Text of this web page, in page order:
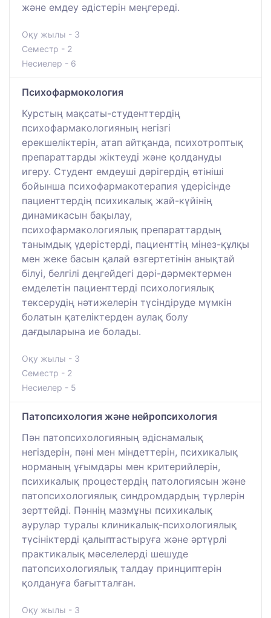
және емдеу әдістерін меңгереді.
Оқу жылы - 3
Семестр - 2
Несиелер - 6
Психофармокология
Курстың мақсаты-студенттердің
психофармакологияның негізгі
ерекшеліктерін, атап айтқанда, психотроптық
препараттарды жіктеуді және қолдануды
игеру. Студент емдеуші дәрігердің өтініші
бойынша психофармакотерапия үдерісінде
пациенттердің психикалық жай-күйінің
динамикасын бақылау,
психофармакологиялық препараттардың
танымдық үдерістерді, пациенттің мінез-құлқы
мен жеке басын қалай өзгертетінін анықтай
білуі, белгілі деңгейдегі дәрі-дәрмектермен
емделетін пациенттерді психологиялық
тексерудің нәтижелерін түсіндіруде мүмкін
болатын қателіктерден аулақ болу
дағдыларына ие болады.
Оқу жылы - 3
Семестр - 2
Несиелер - 5
Патопсихология және нейропсихология
Пән патопсихологияның әдіснамалық
негіздерін, пәні мен міндеттерін, психикалық
норманың ұғымдары мен критерийлерін,
психикалық процестердің патологиясын және
патопсихологиялық синдромдардың түрлерін
зерттейді. Пәннің мазмұны психикалық
аурулар туралы клиникалық-психологиялық
түсініктерді қалыптастыруға және әртүрлі
практикалық мәселелерді шешуде
патопсихологиялық талдау принциптерін
қолдануға бағытталған.
Оқу жылы - 3